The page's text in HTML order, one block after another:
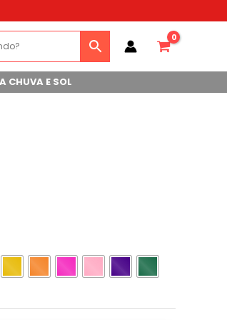
CHUVA E SOL